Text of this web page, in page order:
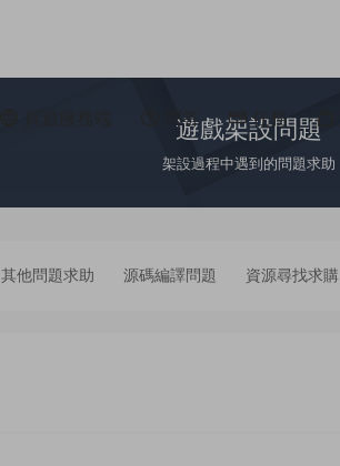
問答 任務
遊戲架設問題
架設過程中遇到的問題求助
其他問題求助 源碼編譯問題 資源尋找求購